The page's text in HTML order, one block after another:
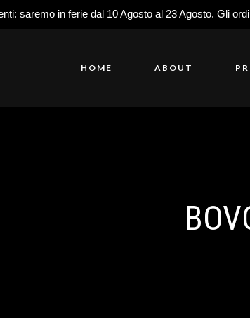
saremo in ferie dal 10 Agosto al 23 Agosto. Gli
HOME ABOUT